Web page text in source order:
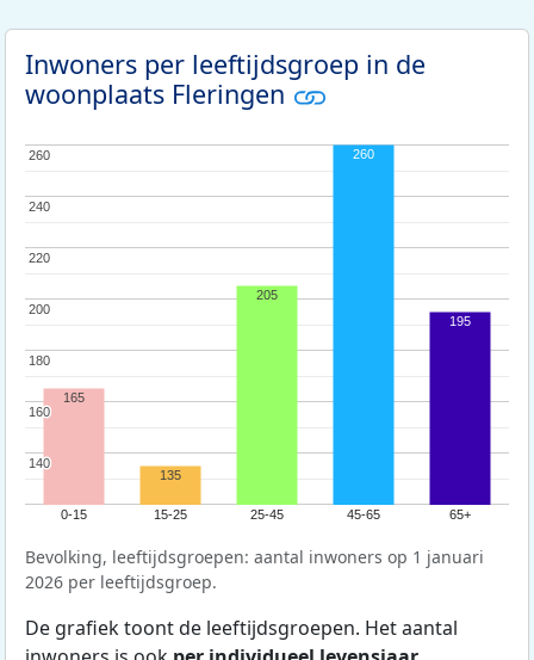
Inwoners per leeftijdsgroep in de
woonplaats Fleringen
0-15 15-25 25-45 45-65 65+
140
140
160
160
180
180
200
200
220
220
240
240
260
260
165
135
205
260
195
Bevolking, leeftijdsgroepen: aantal inwoners op 1 januari
2026 per leeftijdsgroep.
De grafiek toont de leeftijdsgroepen. Het aantal